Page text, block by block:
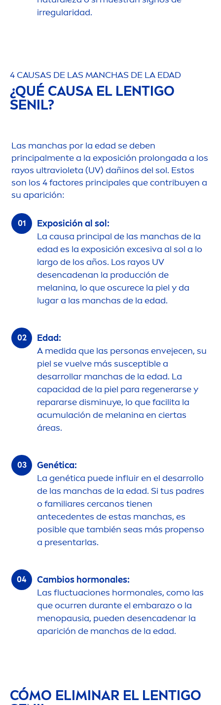
irregularidad.
4 CAUSAS DE LAS MANCHAS DE LA EDAD
¿QUÉ CAUSA EL LENTIGO
SENIL?
Las manchas por la edad se deben
principalmente a la exposición prolongada a los
rayos ultravioleta (UV) dañinos del sol. Estos
son los 4 factores principales que contribuyen a
su aparición:
Exposición al sol:
La causa principal de las manchas de la
edad es la exposición excesiva al sol a lo
largo de los años. Los rayos UV
desencadenan la producción de
melanina, lo que oscurece la piel y da
lugar a las manchas de la edad.
Edad:
A medida que las personas envejecen, su
piel se vuelve más susceptible a
desarrollar manchas de la edad. La
capacidad de la piel para regenerarse y
repararse disminuye, lo que facilita la
acumulación de melanina en ciertas
áreas.
Genética:
La genética puede influir en el desarrollo
de las manchas de la edad. Si tus padres
o familiares cercanos tienen
antecedentes de estas manchas, es
posible que también seas más propenso
a presentarlas.
Cambios hormonales:
Las fluctuaciones hormonales, como las
que ocurren durante el embarazo o la
menopausia, pueden desencadenar la
aparición de manchas de la edad.
CÓMO ELIMINAR EL LENTIGO